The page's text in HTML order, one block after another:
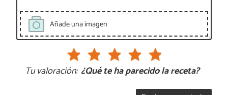
Añade una imagen
Tu valoración: ¿Qué te ha parecido la receta?